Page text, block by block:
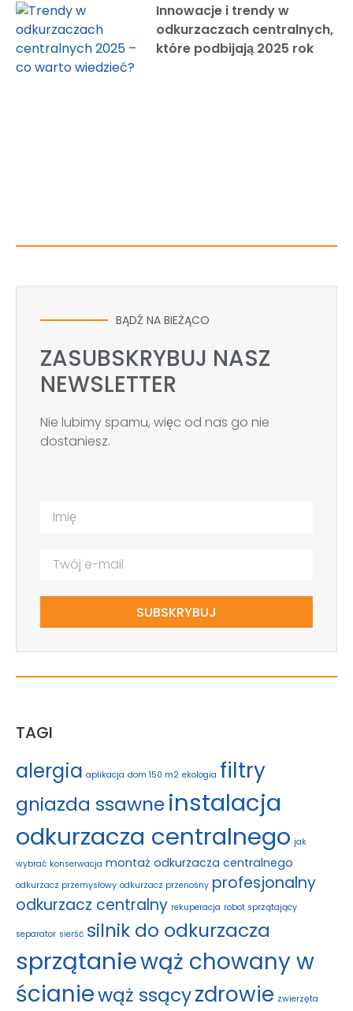
Innowacje i trendy w
odkurzaczach centralnych,
które podbijają 2025 rok
BĄDŹ NA BIEŻĄCO
ZASUBSKRYBUJ NASZ
NEWSLETTER
Nie lubimy spamu, więc od nas go nie
dostaniesz.
SUBSKRYBUJ
TAGI
alergia aplikacja dom 150 m2 ekologia filtry
gniazda ssawneinstalacja
odkurzacza centralnego jak
wybrać konserwacja montaż odkurzacza centralnego
odkurzacz przemysłowy odkurzacz przenośny profesjonalny
odkurzacz centralny rekuperacja robot sprzątający
separator sierść silnik do odkurzacza
sprzątaniewąż chowany w
ścianiewąż ssącyzdrowie zwierzęta